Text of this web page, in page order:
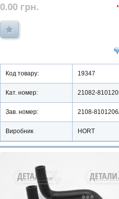
0.00 грн.
Код товару: 19347
Кат. номер: 21082-
Зав. номер: 2108-
Виробник HORT